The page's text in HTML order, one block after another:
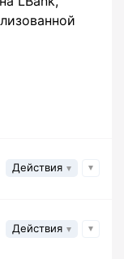
Действия
Действия